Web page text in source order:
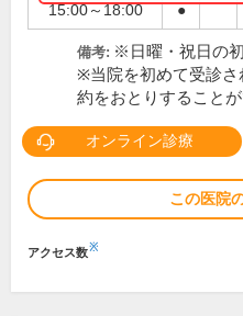
15:00～18:00 ●
備考: ※日曜・祝日の
※当院を初めて受診さ
約をおとりすること
オンライン診療
この医院
アクセス数※